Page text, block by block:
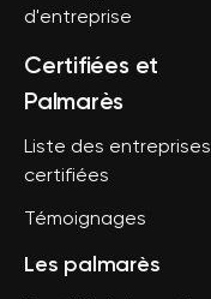
d'entreprise
Certifiées et
Palmarès
Liste des entreprises
certifiées
Témoignages
Les palmarès